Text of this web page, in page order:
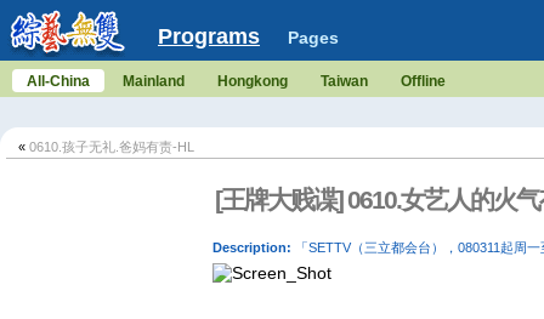
Programs Pages
All-China Mainland Hongkong Taiwan Offline
« 0610.孩子无礼.爸妈有责-HL
[王牌大贱谍] 0610.女艺人的火
Description: 「SETTV（三立都会台），080311起周